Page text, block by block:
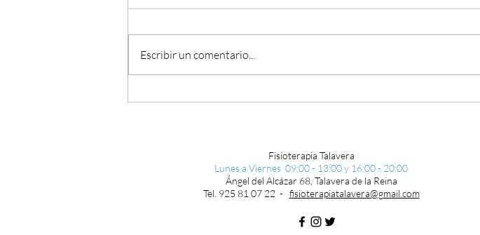
Qué es la rehabilitación
Escribir un comentario...
Fisioterapia Talavera
Lunes a Viernes 09:00 - 13:00 y 16:00 - 20:00
Ángel del Alcázar 68, Talavera de la Reina
Tel. 925 81 07 22 - fisioterapiatalavera@gmail.com